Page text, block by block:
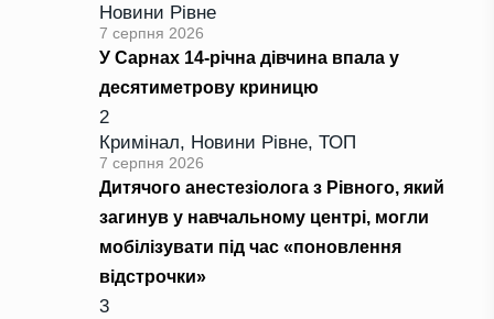
Новини Рівне
7 серпня 2026
У Сарнах 14-річна дівчина впала у
десятиметрову криницю
2
Кримінал, Новини Рівне, ТОП
7 серпня 2026
Дитячого анестезіолога з Рівного, який
загинув у навчальному центрі, могли
мобілізувати під час «поновлення
відстрочки»
3